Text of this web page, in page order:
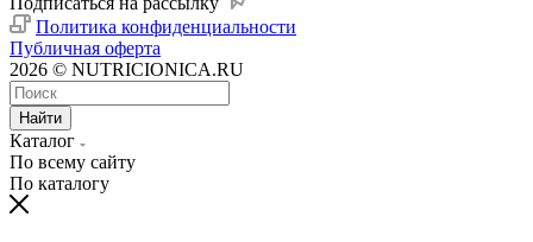
Политика конфиденциальности
Публичная оферта
2026 © NUTRICIONICA.RU
Найти
Каталог
По всему сайту
По каталогу